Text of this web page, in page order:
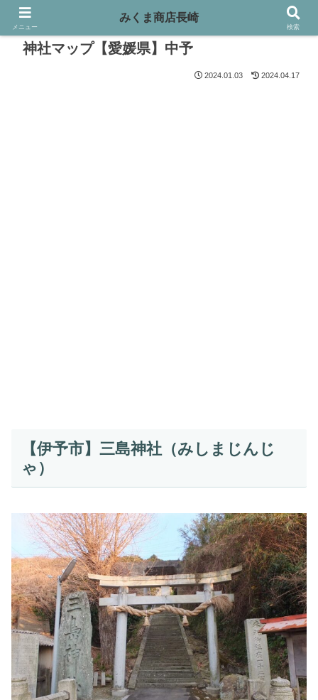
神社マップ【愛媛県】中予
2024.01.03 2024.04.17
【伊予市】三島神社（みしまじんじ
ゃ）
メニュー
みくま商店長崎
検索